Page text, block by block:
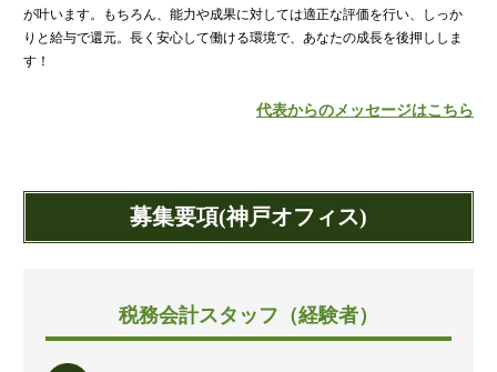
が叶います。もちろん、能力や成果に対しては適正な評価を行い、しっか
りと給与で還元。長く安心して働ける環境で、あなたの成長を後押ししま
す！
代表からのメッセージはこちら
募集要項(神戸オフィス)
税務会計スタッフ（経験者）